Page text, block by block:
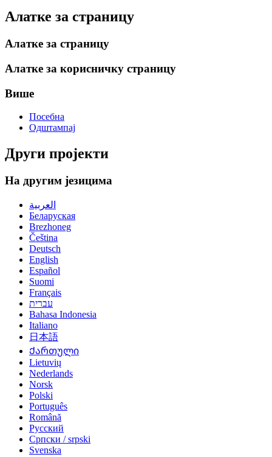
Алатке за страницу
Алатке за страницу
Алатке за корисничку страницу
Више
Посебна
Одштампај
Други пројекти
На другим језицима
العربية
Беларуская
Brezhoneg
Čeština
Deutsch
English
Español
Suomi
Français
עברית
Bahasa Indonesia
Italiano
日本語
Ქართული
Lietuvių
Nederlands
Norsk
Polski
Português
Română
Русский
Српски / srpski
Svenska